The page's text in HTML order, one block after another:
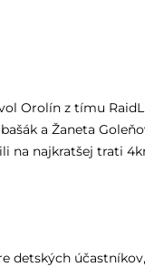
Orolín z tímu
a Žaneta
na najkratšej trati